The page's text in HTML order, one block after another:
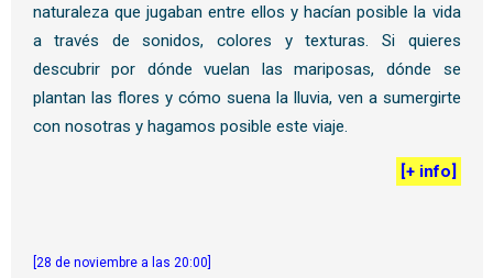
naturaleza que jugaban entre ellos y hacían posible la vida
a través de sonidos, colores y texturas. Si quieres
descubrir por dónde vuelan las mariposas, dónde se
plantan las flores y cómo suena la lluvia, ven a sumergirte
con nosotras y hagamos posible este viaje.
[+ info]
[28 de noviembre a las 20:00]